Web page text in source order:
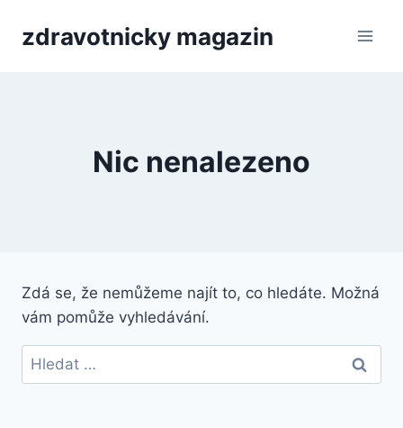
zdravotnicky magazin
Nic nenalezeno
Zdá se, že nemůžeme najít to, co hledáte. Možná
vám pomůže vyhledávání.
Vyhledávání